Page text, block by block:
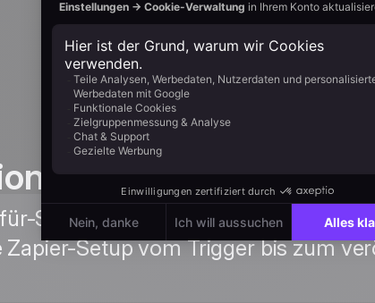
guides
Schritt-Anleitung mit Screenshots
Zapier-Setup vom Trigger bis zum